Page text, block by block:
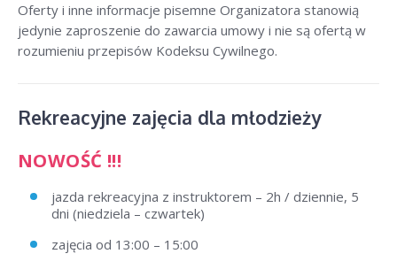
Oferty i inne informacje pisemne Organizatora stanowią
jedynie zaproszenie do zawarcia umowy i nie są ofertą w
rozumieniu przepisów Kodeksu Cywilnego.
Rekreacyjne zajęcia dla młodzieży
NOWOŚĆ !!!
jazda rekreacyjna z instruktorem – 2h / dziennie, 5
dni (niedziela – czwartek)
zajęcia od 13:00 – 15:00